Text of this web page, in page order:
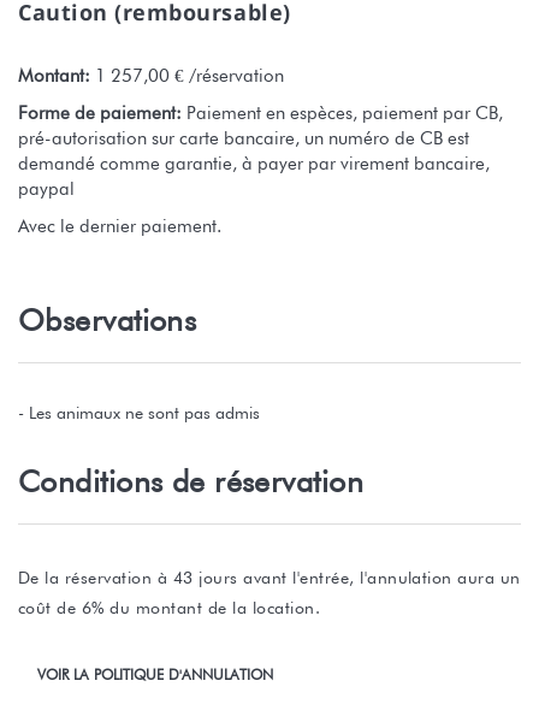
Caution (remboursable)
Montant: 1 257,00 € /réservation
Forme de paiement: Paiement en espèces, paiement par CB,
pré-autorisation sur carte bancaire, un numéro de CB est
demandé comme garantie, à payer par virement bancaire,
paypal
Avec le dernier paiement.
Observations
- Les animaux ne sont pas admis
Conditions de réservation
De la réservation à 43 jours avant l'entrée, l'annulation aura un
coût de 6% du montant de la location.
VOIR LA POLITIQUE D'ANNULATION